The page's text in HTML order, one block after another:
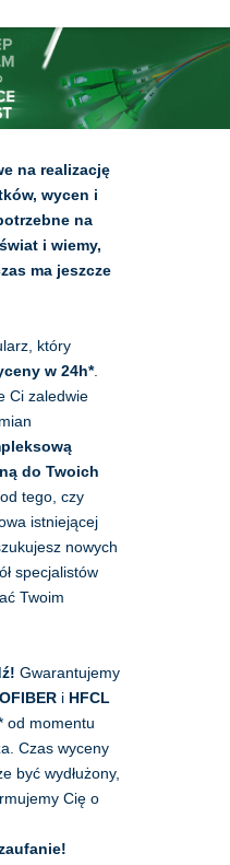
na realizację
wycen i
na
i wiemy,
ma jeszcze
który
w 24h*.
Ci zaledwie
do Twoich
od tego, czy
istniejącej
nowych
specjalistów
Twoim
Gwarantujemy
OFIBER i
od momentu
Czas wyceny
być wydłużony,
Cię o